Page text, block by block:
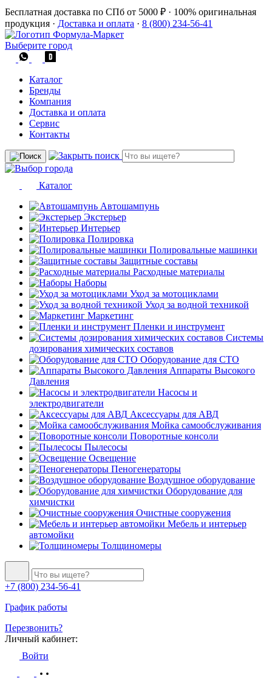
Бесплатная доставка по СПб от 5000 ₽ · 100% оригинальная
продукция · Доставка и оплата · 8 (800) 234-56-41
Выберите город
Каталог
Бренды
Компания
Доставка и оплата
Сервис
Контакты
Каталог
Автошампунь
Экстерьер
Интерьер
Полировка
Полировальные машинки
Защитные составы
Расходные материалы
Наборы
Уход за мотоциклами
Уход за водной техникой
Маркетинг
Пленки и инструмент
Системы
дозирования химических составов
Оборудование для СТО
Аппараты Высокого
Давления
Насосы и
электродвигатели
Аксессуары для АВД
Мойка самообслуживания
Поворотные консоли
Пылесосы
Освещение
Пеногенераторы
Воздушное оборудование
Оборудование для
химчистки
Очистные сооружения
Мебель и интерьер
автомойки
Толщиномеры
+7 (800) 234-56-41
График работы
Перезвонить?
Личный кабинет:
Войти